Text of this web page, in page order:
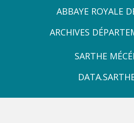
ZONEABBAYE ROYALE
ARCHIVES
SARTHE